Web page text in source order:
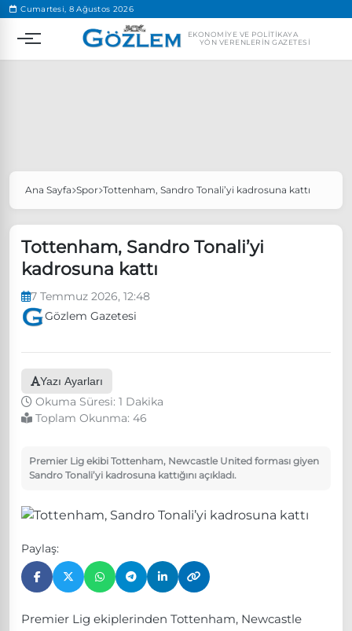
Cumartesi, 8 Ağustos 2026
EKONOMIYE VE POLITIKAYA
YÖN VERENLERIN GAZETESI
Popüler Aramalar
Özgür Özel, Ekrem İmamoğlu’nu ziyaret edecek
Ünlü çift bir etkinliğe daha katılmama kararı aldı
Boykot
Ana Sayfa Spor Tottenham, Sandro Tonali’yi kadrosuna kattı
Tottenham, Sandro Tonali’yi
kadrosuna kattı
7 Temmuz 2026, 12:48
Gözlem Gazetesi
Yazı Ayarları
Okuma Süresi: 1 Dakika
Toplam Okunma: 46
Premier Lig ekibi Tottenham, Newcastle United forması giyen
Sandro Tonali’yi kadrosuna kattığını açıkladı.
Paylaş:
Premier Lig ekiplerinden Tottenham, Newcastle